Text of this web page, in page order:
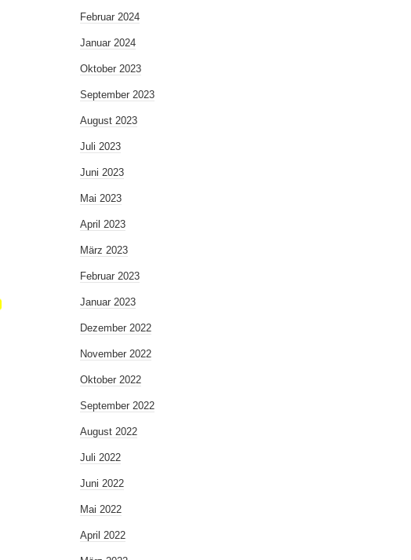
Februar 2024
Januar 2024
Oktober 2023
September 2023
August 2023
Juli 2023
Juni 2023
Mai 2023
April 2023
März 2023
Februar 2023
Januar 2023
Dezember 2022
November 2022
Oktober 2022
September 2022
August 2022
Juli 2022
Juni 2022
Mai 2022
April 2022